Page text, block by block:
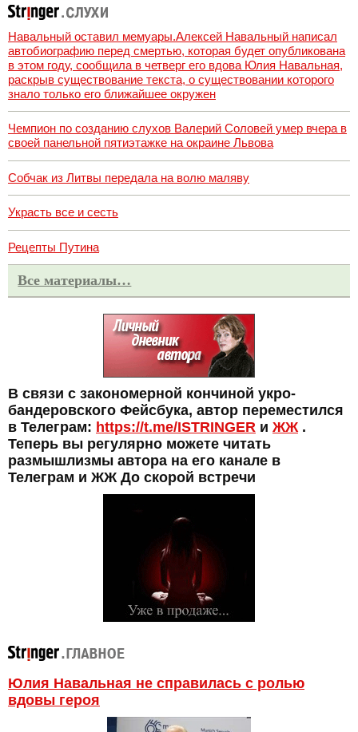
Навальный оставил мемуары.Алексей Навальный написал
автобиографию перед смертью, которая будет опубликована
в этом году, сообщила в четверг его вдова Юлия Навальная,
раскрыв существование текста, о существовании которого
знало только его ближайшее окружен
Чемпион по созданию слухов Валерий Соловей умер вчера в
своей панельной пятиэтажке на окраине Львова
Собчак из Литвы передала на волю маляву
Украсть все и сесть
Рецепты Путина
Все материалы…
В связи с закономерной кончиной укро-
бандеровского Фейсбука, автор переместился
в Телеграм: https://t.me/ISTRINGER и ЖЖ.
Теперь вы регулярно можете читать
размышлизмы автора на его канале в
Телеграм и ЖЖ До скорой встречи
Юлия Навальная не справилась с ролью
вдовы героя